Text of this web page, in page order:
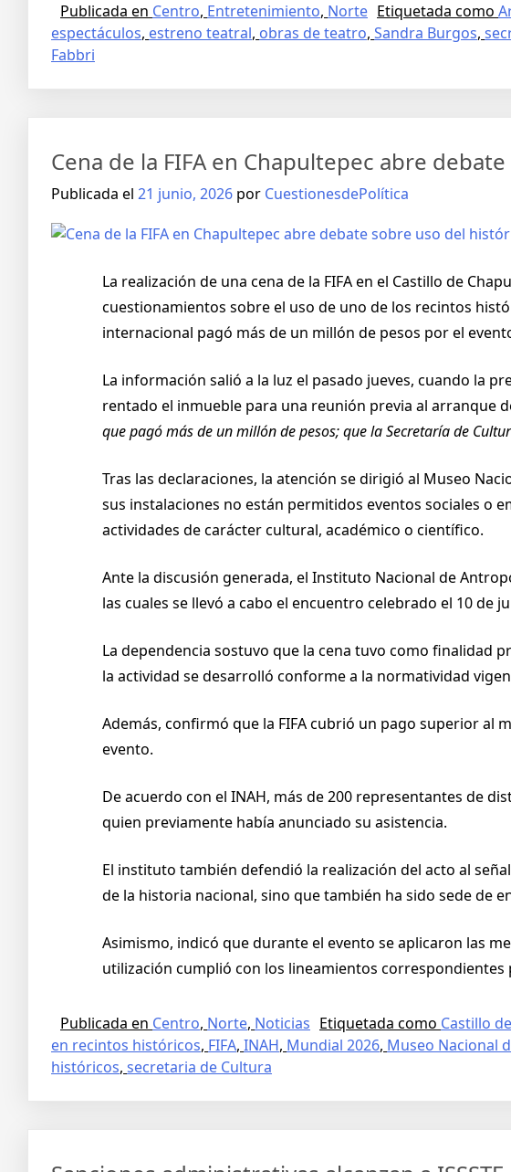
Publicada en Centro, Entretenimiento, Norte Etiquetada como
espectáculos, estreno teatral, obras de teatro, Sandra Burgos,
Fabbri
Cena de la FIFA en Chapultepec abre
Publicada el 21 junio, 2026 por CuestionesdePolítica
La realización de una cena de la FIFA en el Castillo de
cuestionamientos sobre el uso de uno de los recintos
internacional pagó más de un millón de pesos por el
La información salió a la luz el pasado jueves, cuando la
rentado el inmueble para una reunión previa al arranque
que pagó más de un millón de pesos; que la Secretaría de
Tras las declaraciones, la atención se dirigió al Museo
sus instalaciones no están permitidos eventos sociales o
actividades de carácter cultural, académico o científico.
Ante la discusión generada, el Instituto Nacional de
las cuales se llevó a cabo el encuentro celebrado el 10 de
La dependencia sostuvo que la cena tuvo como finalidad
la actividad se desarrolló conforme a la normatividad
Además, confirmó que la FIFA cubrió un pago superior al
evento.
De acuerdo con el INAH, más de 200 representantes de
quien previamente había anunciado su asistencia.
El instituto también defendió la realización del acto al
de la historia nacional, sino que también ha sido sede de
Asimismo, indicó que durante el evento se aplicaron las
utilización cumplió con los lineamientos correspondientes
Publicada en Centro, Norte, Noticias Etiquetada como Castillo
en recintos históricos, FIFA, INAH, Mundial 2026, Museo Nacional
históricos, secretaria de Cultura